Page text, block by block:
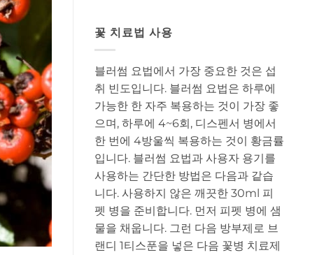
꽃 치료법 사용
블러썸 요법에서 가장 중요한 것은 섭
취 빈도입니다. 블러썸 요법은 하루에
가능한 한 자주 복용하는 것이 가장 좋
으며, 하루에 4~6회, 디스펜서 병에서
한 번에 4방울씩 복용하는 것이 황금률
입니다. 블러썸 요법과 사용자 용기를
사용하는 간단한 방법은 다음과 같습
니다. 사용하지 않은 깨끗한 30ml 피
펫 병을 준비합니다. 먼저 피펫 병에 샘
물을 채웁니다. 그런 다음 방부제로 브
랜디 1티스푼을 넣은 다음 꽃병 치료제